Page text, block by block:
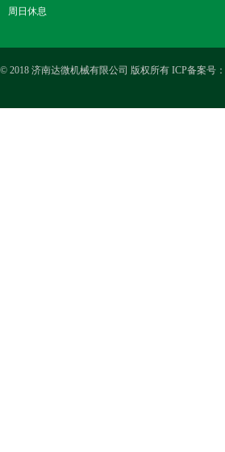
周日休息
© 2018 济南达微机械有限公司 版权所有 ICP备案号：